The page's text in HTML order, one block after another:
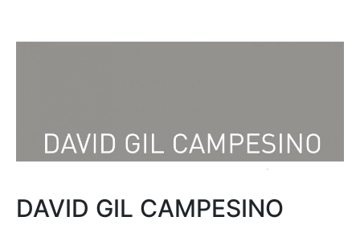
DAVID GIL CAMPESINO